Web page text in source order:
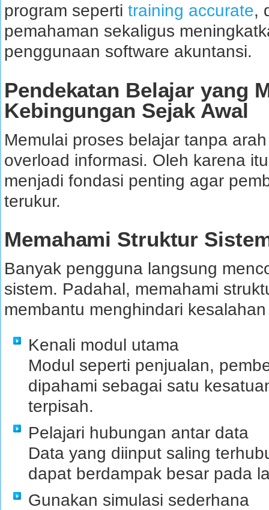
program seperti training accurate,
pemahaman sekaligus
penggunaan software akuntansi.
Pendekatan Belajar yang
Kebingungan Sejak Awal
Memulai proses belajar tanpa
overload informasi. Oleh karena
menjadi fondasi penting agar
terukur.
Memahami Struktur
Banyak pengguna langsung
sistem. Padahal, memahami
membantu menghindari
Kenali modul utama
Modul seperti penjualan,
dipahami sebagai satu
terpisah.
Pelajari hubungan antar data
Data yang diinput saling
dapat berdampak besar pada
Gunakan simulasi sederhana